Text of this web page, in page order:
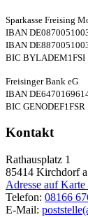
Sparkasse Freising
IBAN
IBAN
BIC BYLADEM1FSI
Freisinger Bank eG
IBAN
BIC GENODEF1FSR
Kontakt
Rathausplatz 1
85414 Kirchdorf
Adresse auf Karte
Telefon: 08166
E-Mail: